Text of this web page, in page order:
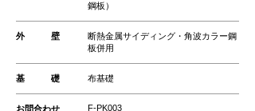
鋼板）
外 壁
断熱金属サイディング・角波カラー鋼
板併用
基 礎 布基礎
お問合わせ
F-PK003